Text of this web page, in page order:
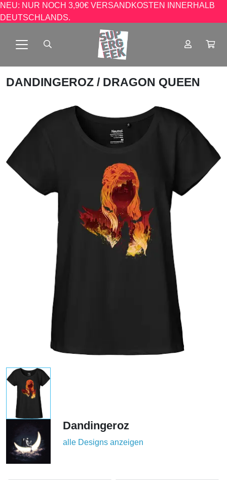
NEU: NUR NOCH 3,90€ VERSANDKOSTEN INNERHALB
DEUTSCHLANDS.
DANDINGEROZ / DRAGON QUEEN
Dandingeroz
alle Designs anzeigen